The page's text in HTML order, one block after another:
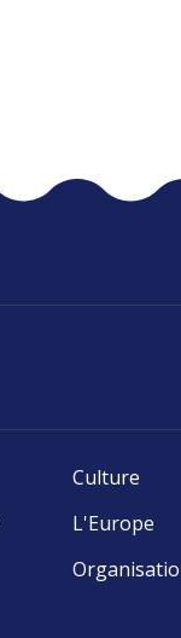
Culture
L'Europe